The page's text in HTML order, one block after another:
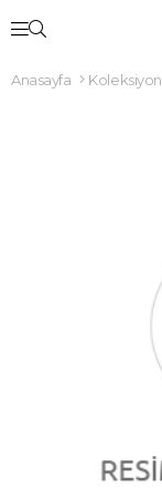
Anasayfa Koleksiyon